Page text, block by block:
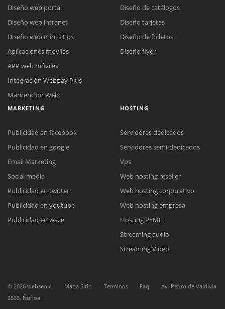
Reunión online
Nuestros ejecutivos le enviarán un correo electrónico con el enlace a
Meet para la reunión online.
Cotización
Todos nuestros ejecutivos están fuera de línea. Complete el formulario
Diseño web portal
Diseño web intranet
Diseño web mini sitios
Aplicaciones moviles
APP web móviles
Integración Webpay Plus
Mantención Web
Diseño de catálogos
Diseño tarjetas
Diseño de folletos
Diseño flyer
MARKETING
Publicidad en facebook
Publicidad en google
Email Marketing
Social media
Publicidad en twitter
Publicidad en youtube
Publicidad en waze
HOSTING
Servidores dedicados
Servidores semi-dedicados
Vps
Web hosting reseller
Web hosting corporativo
Web hosting empresa
Hosting PYME
Streaming audio
Streaming Video
© 2026 webseo.cl Mapa Sitio Terminos Faq
Av. Pedro de Valdivia
2633, Ñuñoa.